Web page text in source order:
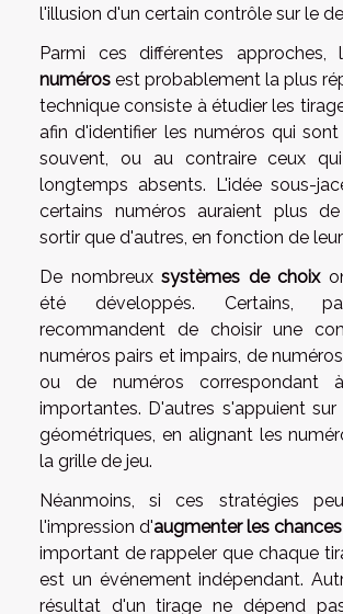
l'illusion d'un certain contrôle sur le
Parmi ces différentes approches,
numéros est probablement la plus
technique consiste à étudier les
afin d'identifier les numéros qui
souvent, ou au contraire ceux
longtemps absents. L'idée sous-
certains numéros auraient plus
sortir que d'autres, en fonction de
De nombreux systèmes de choix
été développés. Certains,
recommandent de choisir une
numéros pairs et impairs, de
ou de numéros correspondant
importantes. D'autres s'appuient
géométriques, en alignant les
la grille de jeu.
Néanmoins, si ces stratégies
l'impression d'augmenter les chances
important de rappeler que chaque
est un événement indépendant.
résultat d'un tirage ne dépend